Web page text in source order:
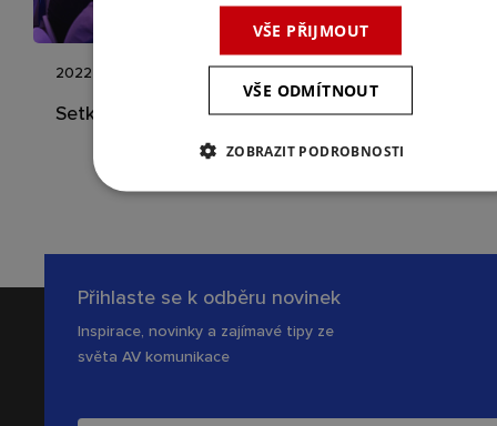
2022
Setkání Platon Life
Přihlaste se k odběru novinek
Inspirace, novinky a zajímavé tipy ze
světa AV komunikace
VŠE PŘIJMOUT
VŠE ODMÍTNOUT
ZOBRAZIT PODROBNOSTI